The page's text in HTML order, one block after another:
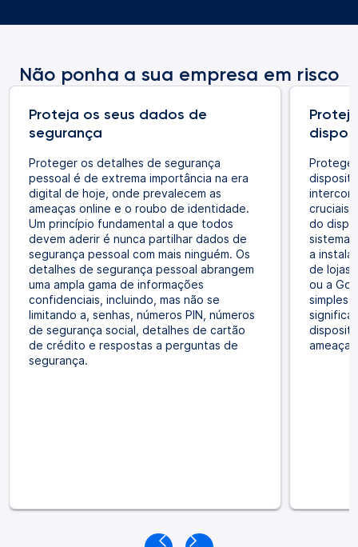
Não ponha a sua empresa em risco
Proteja os seus dados de
segurança
Proteger os detalhes de segurança
pessoal é de extrema importância na era
digital de hoje, onde prevalecem as
ameaças online e o roubo de identidade.
Um princípio fundamental a que todos
devem aderir é nunca partilhar dados de
segurança pessoal com mais ninguém. Os
detalhes de segurança pessoal abrangem
uma ampla gama de informações
confidenciais, incluindo, mas não se
limitando a, senhas, números PIN, números
de segurança social, detalhes de cartão
de crédito e respostas a perguntas de
segurança.
cruciais
do
sistema
a
de lojas
ou a
simples